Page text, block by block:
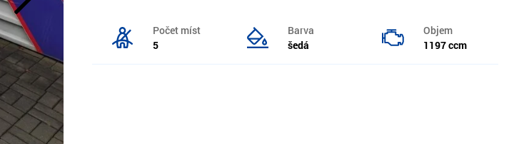
Počet míst
5
Barva
šedá
Objem
1197 ccm